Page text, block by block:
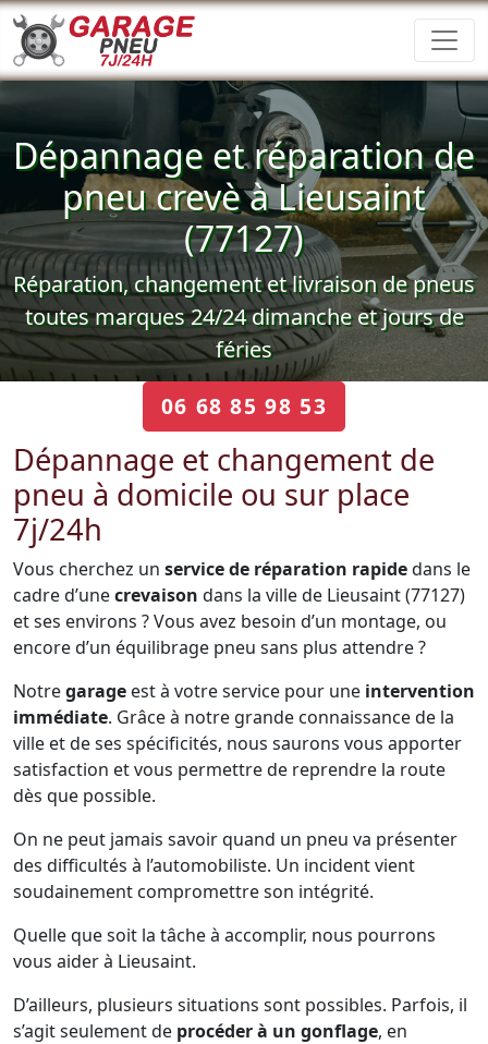
Dépannage et réparation de
pneu crevè à Lieusaint
(77127)
Réparation, changement et livraison de pneus
toutes marques 24/24 dimanche et jours de
féries
06 68 85 98 53
Dépannage et changement de
pneu à domicile ou sur place
7j/24h
Vous cherchez un service de réparation rapidedans le
cadre d’unecrevaison dans la ville de Lieusaint (77127)
et ses environs ? Vous avez besoin d’un montage, ou
encore d’un équilibrage pneu sans plus attendre ?
Notregarage est à votre service pour une intervention
immédiate. Grâce à notre grande connaissance de la
ville et de ses spécificités, nous saurons vous apporter
satisfaction et vous permettre de reprendre la route
dès que possible.
On ne peut jamais savoir quand un pneu va présenter
des difficultés à l’automobiliste. Un incident vient
soudainement compromettre son intégrité.
Quelle que soit la tâche à accomplir, nous pourrons
vous aider à Lieusaint.
D’ailleurs, plusieurs situations sont possibles. Parfois, il
s’agit seulement de procéder à un gonflage, en